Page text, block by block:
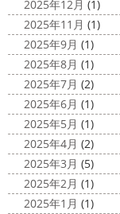
チほど切る ...
は真冬の寒さと
日は都内の夜桜
花見になりまし
のハン ...
れるって最高です
だまだ普通にバリ
外に行けるように
か月ちょっと(´ﾟд
ロナが危険な感じ
が来てました！！
2025年12月 (1)
2025年11月 (1)
2025年9月 (1)
2025年8月 (1)
2025年7月 (2)
2025年6月 (1)
2025年5月 (1)
2025年4月 (2)
2025年3月 (5)
2025年2月 (1)
2025年1月 (1)